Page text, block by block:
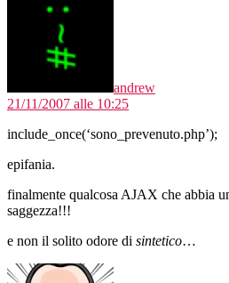
andrew
21/11/2007 alle 10:25
include_once(‘sono_prevenuto.php’);
epifania.
finalmente qualcosa AJAX che abbia
saggezza!!!
e non il solito odore di sintetico…